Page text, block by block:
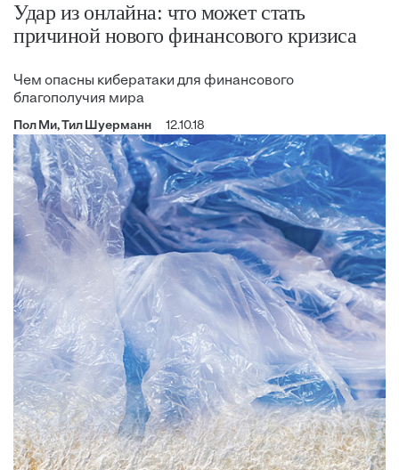
Удар из онлайна: что может стать
причиной нового финансового кризиса
Чем опасны кибератаки для финансового
благополучия мира
Пол Ми, Тил Шуерманн 12.10.18